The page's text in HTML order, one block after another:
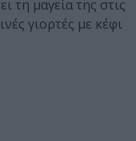
τη μαγεία της στις
γιορτές με κέφι